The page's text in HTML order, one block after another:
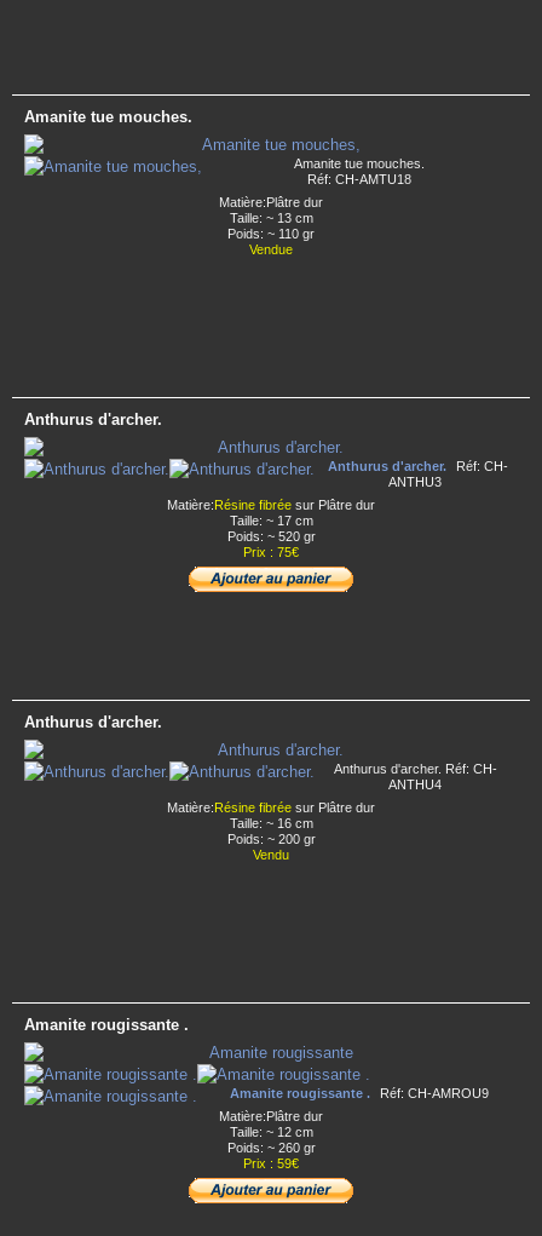
Amanite tue mouches.
Amanite tue mouches.
Réf: CH-AMTU18
Matière:Plâtre dur
Taille: ~ 13 cm
Poids: ~ 110 gr
Vendue
Anthurus d'archer.
Anthurus d'archer.
Réf: CH-
ANTHU3
Matière:Résine fibrée sur Plâtre dur
Taille: ~ 17 cm
Poids: ~ 520 gr
Prix : 75€
Anthurus d'archer.
Anthurus d'archer. Réf: CH-
ANTHU4
Matière:Résine fibrée sur Plâtre dur
Taille: ~ 16 cm
Poids: ~ 200 gr
Vendu
Amanite rougissante .
Amanite rougissante .
Réf: CH-AMROU9
Matière:Plâtre dur
Taille: ~ 12 cm
Poids: ~ 260 gr
Prix : 59€